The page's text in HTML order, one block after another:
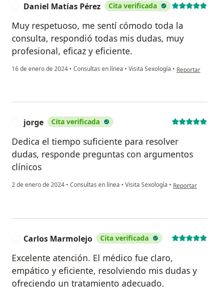
Daniel Matías Pérez Cita verificada
Muy respetuoso, me sentí cómodo toda la
consulta, respondió todas mis dudas, muy
profesional, eficaz y eficiente.
16 de enero de 2024 • Consultas en línea • Visita Sexología • en opinión del
Reportar
jorge Cita verificada
Dedica el tiempo suficiente para resolver
dudas, responde preguntas con argumentos
clínicos
2 de enero de 2024 • Consultas en línea • Visita Sexología • en opinión del
Reportar
Carlos Marmolejo Cita verificada
Excelente atención. El médico fue claro,
empático y eficiente, resolviendo mis dudas y
ofreciendo un tratamiento adecuado.